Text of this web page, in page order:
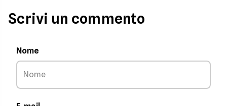
Scrivi un commento
Nome